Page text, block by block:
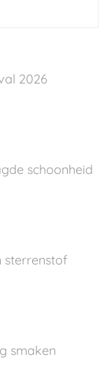
2026
schoonheid
sterrenstof
smaken